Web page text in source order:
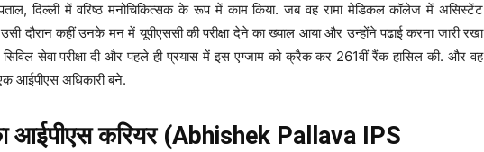
दिल्ली में वरिष्ठ मनोचिकित्सक के रूप में काम किया. जब वह रामा मेडिकल कॉलेज में असिस्टेंट
दौरान कहीं उनके मन में यूपीएससी की परीक्षा देने का ख्याल आया और उन्होंने पढाई करना जारी रखा
सेवा परीक्षा दी और पहले ही प्रयास में इस एग्जाम को क्रैक कर 261वीं रैंक हासिल की. और वह
आईपीएस अधिकारी बने.
आईपीएस करियर (Abhishek Pallava IPS